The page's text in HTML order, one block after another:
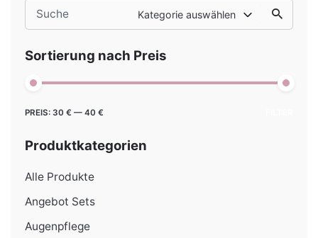
Search
for
Kategorie auswählen
Sortierung nach Preis
Min.
Max.
PREIS: 30 € — 40 €
Produktkategorien
Alle Produkte
Angebot Sets
Augenpflege